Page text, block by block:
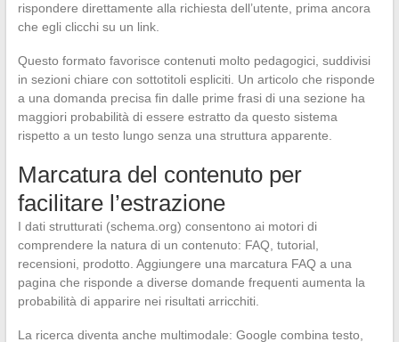
rispondere direttamente alla richiesta dell’utente, prima ancora
che egli clicchi su un link.
Questo formato favorisce contenuti molto pedagogici, suddivisi
in sezioni chiare con sottotitoli espliciti. Un articolo che risponde
a una domanda precisa fin dalle prime frasi di una sezione ha
maggiori probabilità di essere estratto da questo sistema
rispetto a un testo lungo senza una struttura apparente.
Marcatura del contenuto per
facilitare l’estrazione
I dati strutturati (schema.org) consentono ai motori di
comprendere la natura di un contenuto: FAQ, tutorial,
recensioni, prodotto. Aggiungere una marcatura FAQ a una
pagina che risponde a diverse domande frequenti aumenta la
probabilità di apparire nei risultati arricchiti.
La ricerca diventa anche multimodale: Google combina testo,